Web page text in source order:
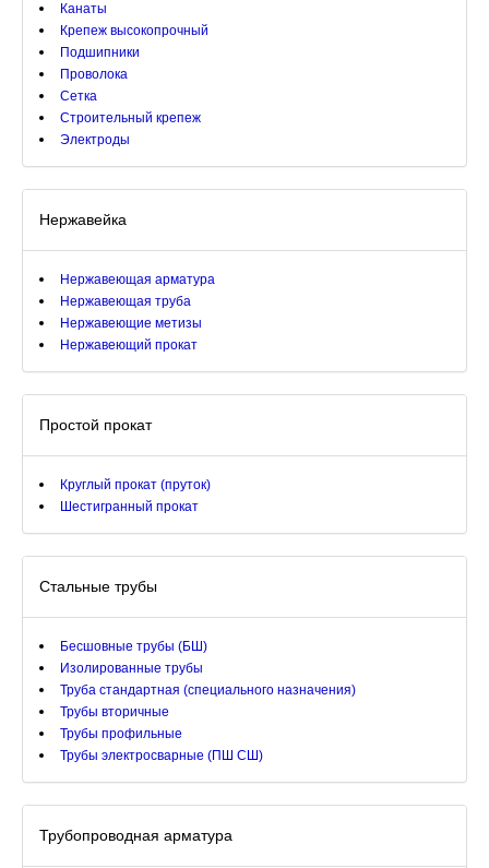
Канаты
Крепеж высокопрочный
Подшипники
Проволока
Сетка
Строительный крепеж
Электроды
Нержавейка
Нержавеющая арматура
Нержавеющая труба
Нержавеющие метизы
Нержавеющий прокат
Простой прокат
Круглый прокат (пруток)
Шестигранный прокат
Стальные трубы
Бесшовные трубы (БШ)
Изолированные трубы
Труба стандартная (специального назначения)
Трубы вторичные
Трубы профильные
Трубы электросварные (ПШ СШ)
Трубопроводная арматура